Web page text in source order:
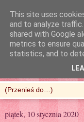
R'n'G
piątek, 10 stycznia 2020
This site uses
and to analyze
shared with Google
metrics to ensure
statistics, and to